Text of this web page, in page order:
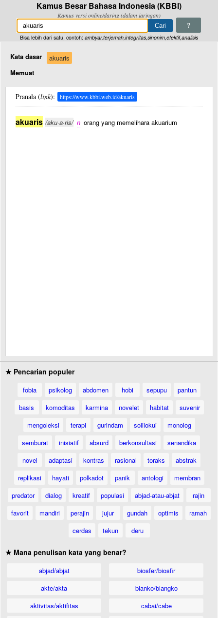
Kamus Besar Bahasa Indonesia (KBBI)
Kamus versi online/daring (dalam jaringan)
?
Bisa lebih dari satu, contoh: ambyar,terjemah,integritas,sinonim,efektif,analisis
Kata dasar
akuaris
Memuat
Pranala (link): https://www.kbbi.web.id/akuaris
akuaris /aku·a·ris/ n orang yang memelihara akuarium
★ Pencarian populer
fobia psikolog abdomen hobi sepupu
pantun
basis
komoditas karmina novelet habitat
suvenir
mengoleksi
terapi gurindam solilokui
monolog
semburat
inisiatif absurd berkonsultasi
senandika
novel
adaptasi kontras rasional toraks
abstrak
replikasi
hayati polkadot panik antologi
membran
predator
dialog kreatif populasi abjad-atau-abjat
rajin
favorit
mandiri perajin jujur gundah optimis
ramah
cerdas
tekun deru
★ Mana penulisan kata yang benar?
abjad/abjat
akte/akta
aktivitas/aktifitas
biosfer/biosfir
blanko/blangko
cabai/cabe